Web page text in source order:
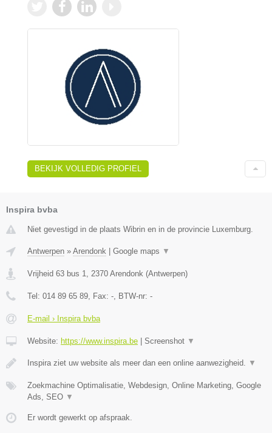
BEKIJK VOLLEDIG PROFIEL
Inspira bvba
Niet gevestigd in de plaats Wibrin en in de provincie Luxemburg.
Antwerpen » Arendonk Google maps ▼
Vrijheid 63 bus 1, 2370 Arendonk (Antwerpen)
Tel: 014 89 65 89, Fax: -, BTW-nr: -
E-mail › Inspira bvba
Website: https://www.inspira.be Screenshot ▼
Inspira ziet uw website als meer dan een online aanwezigheid. ▼
Zoekmachine Optimalisatie, Webdesign, Online Marketing, Google
Ads, SEO ▼
Er wordt gewerkt op afspraak.